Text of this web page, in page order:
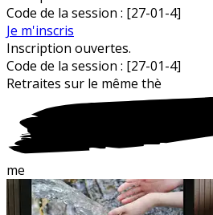
Code de la session : [27-01-4]
Je m'inscris
Inscription ouvertes.
Code de la session : [27-01-4]
Retraites sur le même thè
me